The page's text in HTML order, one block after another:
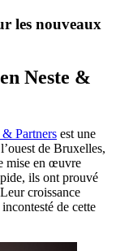
les nouveaux
Neste &
Partners est une
de Bruxelles,
mise en œuvre
ils ont prouvé
croissance
de cette